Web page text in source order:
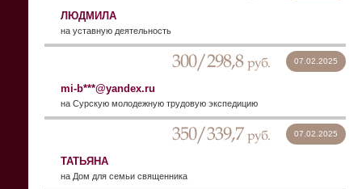
ЛЮДМИЛА
на уставную деятельность
300/298,8 руб. 07.02.2025
mi-b***@yandex.ru
на Сурскую молодежную трудовую экспедицию
350/339,7 руб. 07.02.2025
ТАТЬЯНА
на Дом для семьи священника